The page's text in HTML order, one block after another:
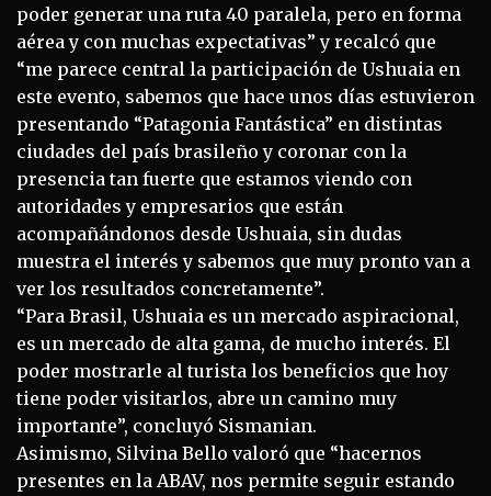
poder generar una ruta 40 paralela, pero en forma
aérea y con muchas expectativas” y recalcó que
“me parece central la participación de Ushuaia en
este evento, sabemos que hace unos días estuvieron
presentando “Patagonia Fantástica” en distintas
ciudades del país brasileño y coronar con la
presencia tan fuerte que estamos viendo con
autoridades y empresarios que están
acompañándonos desde Ushuaia, sin dudas
muestra el interés y sabemos que muy pronto van a
ver los resultados concretamente”.
“Para Brasil, Ushuaia es un mercado aspiracional,
es un mercado de alta gama, de mucho interés. El
poder mostrarle al turista los beneficios que hoy
tiene poder visitarlos, abre un camino muy
importante”, concluyó Sismanian.
Asimismo, Silvina Bello valoró que “hacernos
presentes en la ABAV, nos permite seguir estando